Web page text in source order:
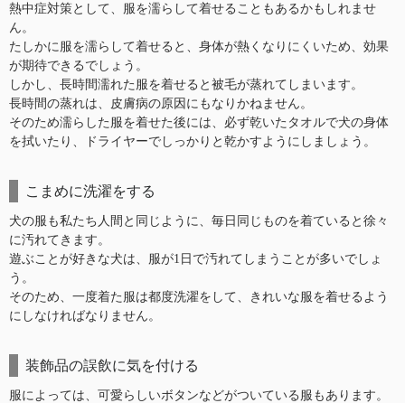
熱中症対策として、服を濡らして着せることもあるかもしれませ
ん。
たしかに服を濡らして着せると、身体が熱くなりにくいため、効果
が期待できるでしょう。
しかし、長時間濡れた服を着せると被毛が蒸れてしまいます。
長時間の蒸れは、皮膚病の原因にもなりかねません。
そのため濡らした服を着せた後には、必ず乾いたタオルで犬の身体
を拭いたり、ドライヤーでしっかりと乾かすようにしましょう。
こまめに洗濯をする
犬の服も私たち人間と同じように、毎日同じものを着ていると徐々
に汚れてきます。
遊ぶことが好きな犬は、服が1日で汚れてしまうことが多いでしょ
う。
そのため、一度着た服は都度洗濯をして、きれいな服を着せるよう
にしなければなりません。
装飾品の誤飲に気を付ける
服によっては、可愛らしいボタンなどがついている服もあります。